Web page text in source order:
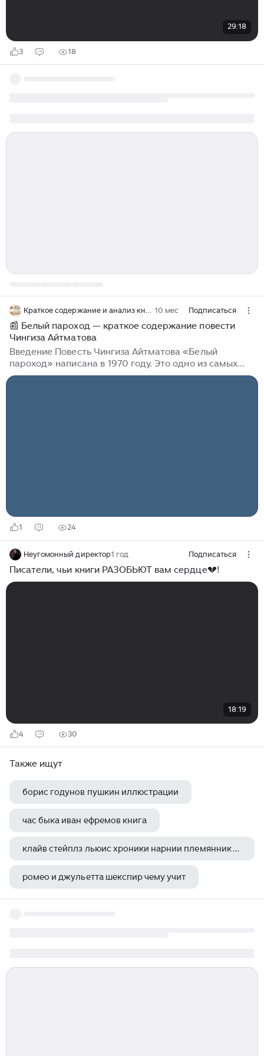
29:18
3 18
10 мес Подписаться
📰 Белый пароход — краткое содержание повести
Чингиза Айтматова
Введение Повесть Чингиза Айтматова «Белый
пароход» написана в 1970 году. Это одно из самых
пронзительных произведений писателя, в котором
1 24
Неугомонный директор1 год Подписаться
Писатели, чьи книги РАЗОБЬЮТ вам сердце💔!
18:19
4 30
Также ищут
борис годунов пушкин иллюстрации
час быка иван ефремов книга
клайв стейплз льюис хроники нарнии племянник чародея
ромео и джульетта шекспир чему учит